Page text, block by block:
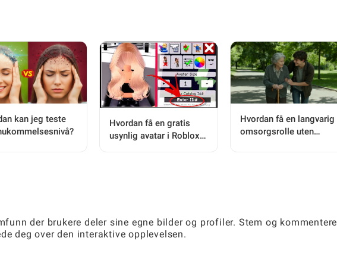
kan jeg teste
Hvordan få en gratis
usynlig avatar i Roblox
Hvordan få en langvarig
omsorgsrolle uten
der brukere deler sine egne bilder og profiler. Stem og kommentere
deg over den interaktive opplevelsen.